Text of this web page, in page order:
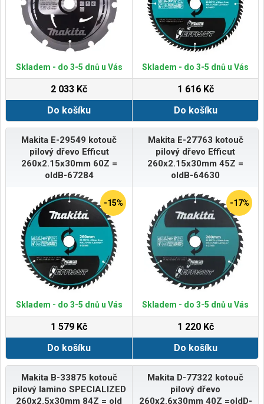
Skladem - do 3-5 dnů u Vás
2 033 Kč
Do košíku
Skladem - do 3-5 dnů u Vás
1 616 Kč
Do košíku
Makita E-29549 kotouč
pilový dřevo Efficut
260x2.15x30mm 60Z =
oldB-67284
-15%
Skladem - do 3-5 dnů u Vás
1 579 Kč
Do košíku
Makita E-27763 kotouč
pilový dřevo Efficut
260x2.15x30mm 45Z =
oldB-64630
-17%
Skladem - do 3-5 dnů u Vás
1 220 Kč
Do košíku
Makita B-33875 kotouč
pilový lamino SPECIALIZED
260x2.5x30mm 84Z = old
Makita D-77322 kotouč
pilový dřevo
260x2.6x30mm 40Z =oldD-